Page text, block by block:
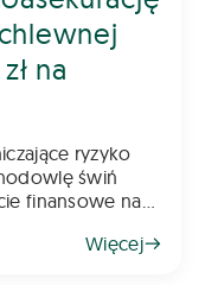
na
ryzyko
finansowe na
ograniczenie
Więcej